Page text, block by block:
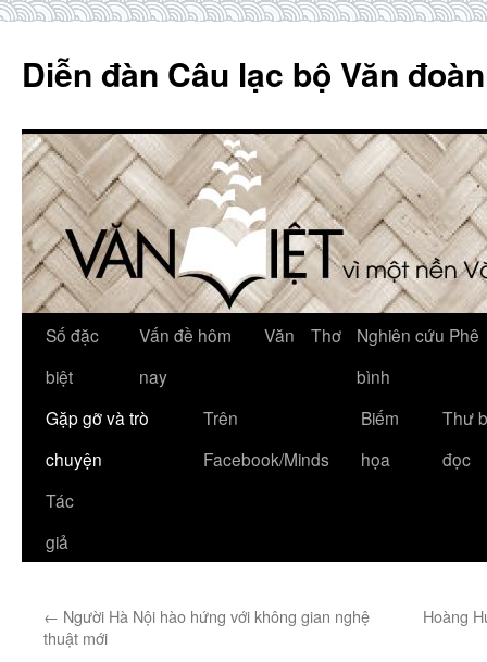
content
Diễn đàn Câu lạc bộ Văn
Số đặc
biệt
Vấn đề hôm
nay
Văn Thơ
Nghiên cứu Phê
bình
Gặp gỡ và trò
chuyện
Trên
Facebook/Minds
Biếm
họa
Thư
đọc
Tác
giả
← Người Hà Nội hào hứng với không gian nghệ
thuật mới
Hoàng